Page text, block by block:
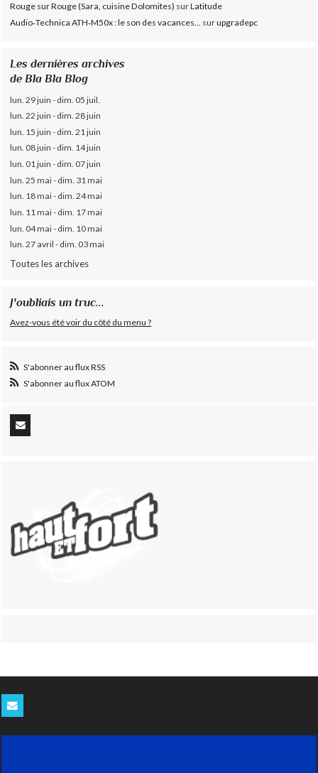
Rouge sur Rouge (Sara, cuisine Dolomites) surLatitude
Audio‑Technica ATH‑M50x : le son des vacances...
surupgradepc
Les dernières archives
de Bla Bla Blog
lun. 29 juin - dim. 05 juil.
lun. 22 juin - dim. 28 juin
lun. 15 juin - dim. 21 juin
lun. 08 juin - dim. 14 juin
lun. 01 juin - dim. 07 juin
lun. 25 mai - dim. 31 mai
lun. 18 mai - dim. 24 mai
lun. 11 mai - dim. 17 mai
lun. 04 mai - dim. 10 mai
lun. 27 avril - dim. 03 mai
Toutes les archives
J'oubliais un truc...
Avez-vous été voir du côté du menu ?
S'abonner au flux RSS
S'abonner au flux ATOM